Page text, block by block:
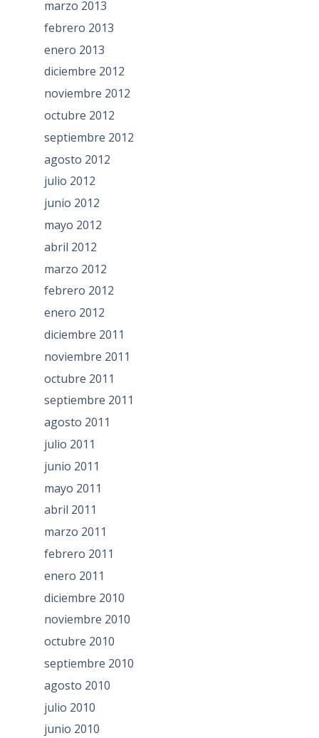
marzo 2013
febrero 2013
enero 2013
diciembre 2012
noviembre 2012
octubre 2012
septiembre 2012
agosto 2012
julio 2012
junio 2012
mayo 2012
abril 2012
marzo 2012
febrero 2012
enero 2012
diciembre 2011
noviembre 2011
octubre 2011
septiembre 2011
agosto 2011
julio 2011
junio 2011
mayo 2011
abril 2011
marzo 2011
febrero 2011
enero 2011
diciembre 2010
noviembre 2010
octubre 2010
septiembre 2010
agosto 2010
julio 2010
junio 2010